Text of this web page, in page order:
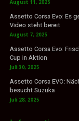
August 11, 2025
Assetto Corsa Evo: Es
Video steht bereit
August 7, 2025
Assetto Corsa Evo:
Cup in Aktion
Juli 30, 2025
Assetto Corsa EVO:
besucht Suzuka
Juli 28, 2025